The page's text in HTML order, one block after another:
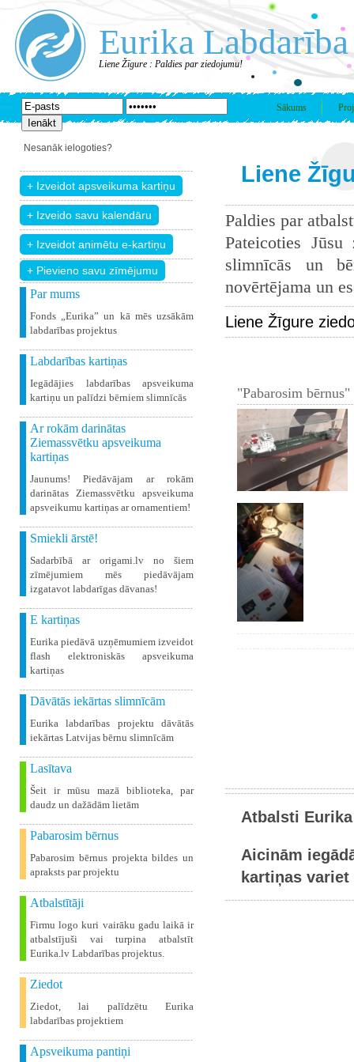
Eurika Labdarība
Liene Žīgure : Paldies par ziedojumu!
Sākums
Nesanāk ielogoties?
+ Pievieno savu zīmējumu
Par mums
Fonds „Eurika” un kā mēs uzsākām
labdarības projektus
Labdarības kartiņas
Iegādājies labdarības apsveikuma
kartiņu un palīdzi bērniem slimnīcās
Ar rokām darinātas
Ziemassvētku apsveikuma
kartiņas
Jaunums! Piedāvājam ar rokām
darinātas Ziemassvētku apsveikuma
apsveikumu kartiņas ar ornamentiem!
Smiekli ārstē!
Sadarbībā ar origami.lv no šiem
zīmējumiem mēs piedāvājam
izgatavot labdarīgas dāvanas!
E kartiņas
Eurika piedāvā uzņēmumiem izveidot
flash elektroniskās apsveikuma
kartiņas
Dāvātās iekārtas slimnīcām
Eurika labdarības projektu dāvātās
iekārtas Latvijas bērnu slimnīcām
Lasītava
Šeit ir mūsu mazā biblioteka, par
daudz un dažādām lietām
Pabarosim bērnus
Pabarosim bērnus projekta bildes un
apraksts par projektu
Atbalstītāji
Firmu logo kuri vairāku gadu laikā ir
atbalstījuši vai turpina atbalstīt
Eurika.lv Labdarības projektus.
Ziedot
Ziedot, lai palīdzētu Eurika
labdarības projektiem
Apsveikuma pantiņi
Liene
Paldies par
Pateicoties
slimnīcās un
novērtējama un
Liene Žīgure
"Pabarosim
Atbalsti
Aicinām
kartiņas variet